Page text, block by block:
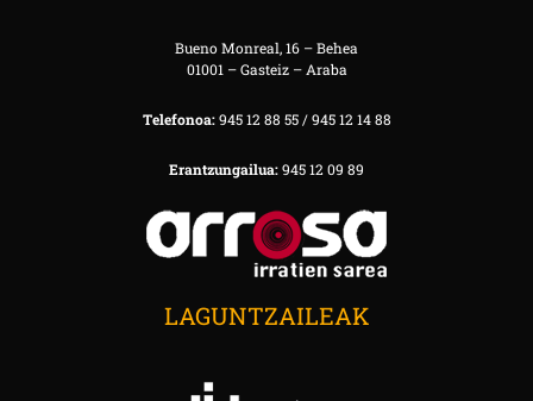
Bueno Monreal, 16 – Behea
01001 – Gasteiz – Araba
Telefonoa:945 12 88 55 / 945 12 14 88
Erantzungailua:945 12 09 89
LAGUNTZAILEAK